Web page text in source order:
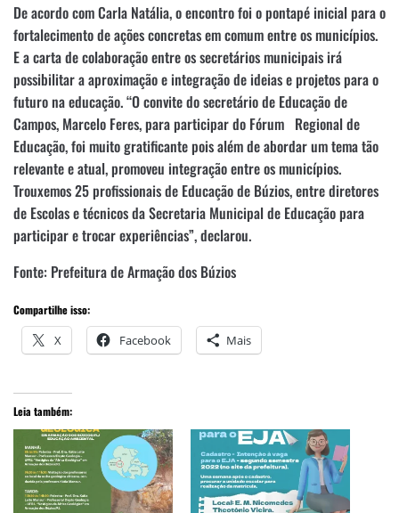
De acordo com Carla Natália, o encontro foi o pontapé inicial para o
fortalecimento de ações concretas em comum entre os municípios.
E a carta de colaboração entre os secretários municipais irá
possibilitar a aproximação e integração de ideias e projetos para o
futuro na educação. “O convite do secretário de Educação de
Campos, Marcelo Feres, para participar do Fórum Regional de
Educação, foi muito gratificante pois além de abordar um tema tão
relevante e atual, promoveu integração entre os municípios.
Trouxemos 25 profissionais de Educação de Búzios, entre diretores
de Escolas e técnicos da Secretaria Municipal de Educação para
participar e trocar experiências”, declarou.
Fonte: Prefeitura de Armação dos Búzios
Compartilhe isso:
X Facebook Mais
Leia também: